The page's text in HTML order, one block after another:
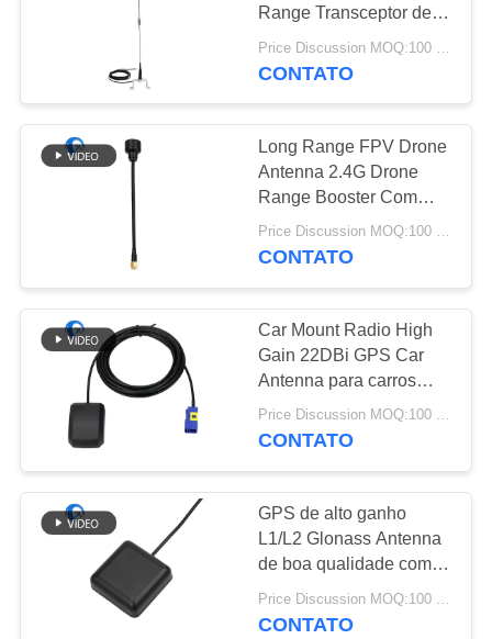
PRIVACY
POLICYAntena do hélio
antena de receptor
do wifi
17
antena baixa
32
Range Transceptor de
Aço Inoxidável Antenna
de Rádio Móvel
Price Discussion MOQ:100 PCS
CONTATO
Long Range FPV Drone
Antenna 2.4G Drone
Range Booster Com
SMA Conector macho
Antenna de telhado com
Price Discussion MOQ:100 PCS
CONTATO
Car Mount Radio High
Gain 22DBi GPS Car
Antenna para carros
estéreo com Fakra C
conector
Price Discussion MOQ:100 PCS
CONTATO
GPS de alto ganho
L1/L2 Glonass Antenna
de boa qualidade com
conector masculino
SMA Alta precisão com
CONTATO